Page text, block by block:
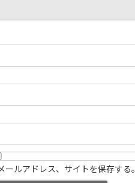
ルアドレス、サイトを保存する。